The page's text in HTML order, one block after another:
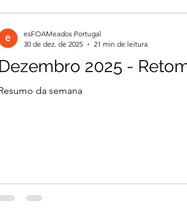
2026
Dezembro 2025 -
da semana
esFOAMeados Portugal
30 de dez. de 2025
21 min de leitura